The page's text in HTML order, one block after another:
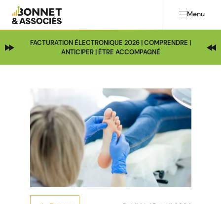
Menu
FACTURATION ÉLECTRONIQUE 2026 | COMPRENDRE |
ANTICIPER | ÊTRE ACCOMPAGNÉ